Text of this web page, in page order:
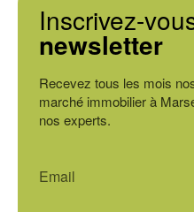
Inscrivez-
newsletter
Recevez tous les mois
marché immobilier à
nos experts.